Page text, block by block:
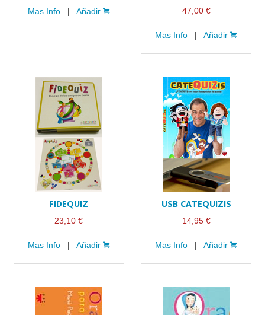
Mas Info| Añadir 47,00 €
Mas Info |Añadir
FIDEQUIZ
23,10 €
Mas Info| Añadir
USB CATEQUIZIS
14,95 €
Mas Info |Añadir